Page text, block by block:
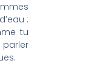
:
tu